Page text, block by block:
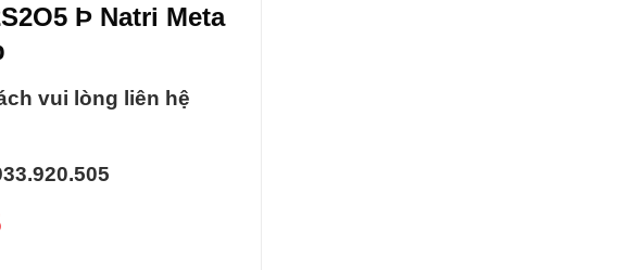
Þ Natri Meta
vui lòng liên hệ